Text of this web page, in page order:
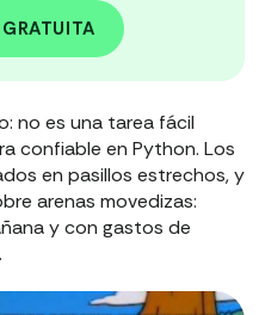
no es una tarea fácil
confiable en Python. Los
en pasillos estrechos, y
arenas movedizas:
y con gastos de